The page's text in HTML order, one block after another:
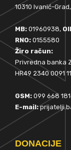
10310 Ivanić-
MB: 01960938,
RNO: 0155580
Žiro račun:
Privredna banka
HR49 2340 0091
GSM: 099 668
E-mail:
DONACIJE